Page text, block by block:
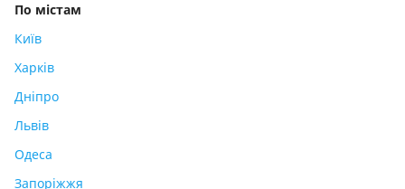
По містам
Київ
Харків
Дніпро
Львів
Одеса
Запоріжжя